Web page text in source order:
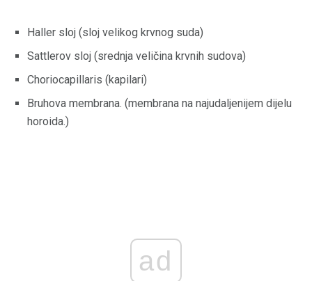
Haller sloj (sloj velikog krvnog suda)
Sattlerov sloj (srednja veličina krvnih sudova)
Choriocapillaris (kapilari)
Bruhova membrana. (membrana na najudaljenijem dijelu
horoida.)
ad